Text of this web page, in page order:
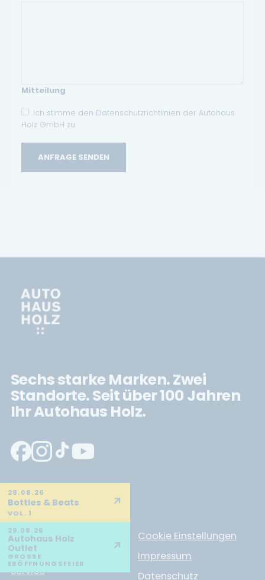
Mitteilung
Ich stimme den Datenschutzrichtlinien der Autohaus
Holz GmbH zu.
ANFRAGE SENDEN
Sechs starke Marken. Zwei
Standorte. Seit über 100 Jahren
Ihr Autohaus Holz.
Neuwagen
Gebrauchtwagen
Werkstatt
Fahrzeuge
Service
Cookie Einstellungen
Impressum
Datenschutz
28.08.26
Bottles & Beats
VOL. 1
↗
29.08.26
Autohaus Holz
Outlet
GROSSE E
RÖFFNUNGSFEIER
↗